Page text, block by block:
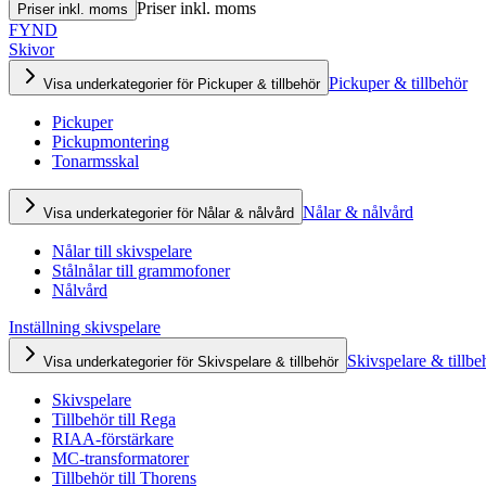
Priser inkl. moms Priser inkl. moms
FYND
Skivor
Visa underkategorier för Pickuper & tillbehör Pickuper & tillbehör
Pickuper
Pickupmontering
Tonarmsskal
Visa underkategorier för Nålar & nålvård Nålar & nålvård
Nålar till skivspelare
Stålnålar till grammofoner
Nålvård
Inställning skivspelare
Visa underkategorier för Skivspelare & tillbehör Skivspelare &
Skivspelare
Tillbehör till Rega
RIAA-förstärkare
MC-transformatorer
Tillbehör till Thorens